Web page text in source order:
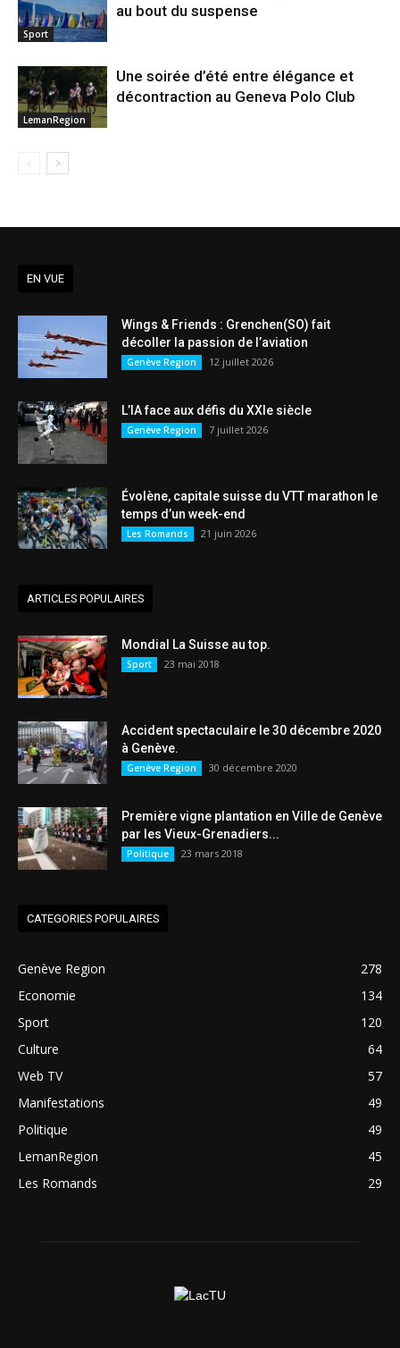
Sport
au bout du suspense
LemanRegion
Une soirée d’été entre élégance et
décontraction au Geneva Polo Club
EN VUE
Wings & Friends : Grenchen(SO) fait
décoller la passion de l’aviation
Genève Region 12 juillet 2026
L’IA face aux défis du XXIe siècle
Genève Region 7 juillet 2026
Évolène, capitale suisse du VTT marathon le
temps d’un week-end
Les Romands 21 juin 2026
ARTICLES POPULAIRES
Mondial La Suisse au top.
Sport 23 mai 2018
Accident spectaculaire le 30 décembre 2020
à Genève.
Genève Region 30 décembre 2020
Première vigne plantation en Ville de Genève
par les Vieux-Grenadiers...
Politique 23 mars 2018
CATEGORIES POPULAIRES
Genève Region
278
Economie
134
Sport
120
Culture
64
Web TV
57
Manifestations
49
Politique
49
LemanRegion
45
Les Romands
29